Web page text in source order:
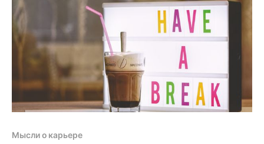
Мысли о карьере